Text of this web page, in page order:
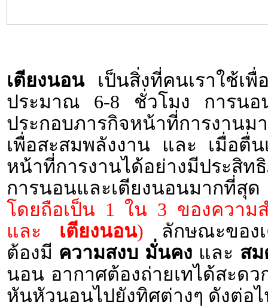
เตียงนอนเป็นสิ่งที่คนเราใช้เพื่
ประมาณ 6-8 ชั่วโมง การนอ
ประกอบภารกิจหน้าที่การงา
เพื่อสะสมพลังงาน และ เมื่อตื่
หน้าที่การงานได้อย่างมีประสิ
การนอนและเตียงนอนมาก
โดยถือเป็น 1 ใน 3 ของความ
และ เตียงนอน) ลักษณะของเ
ต้องมี ความสงบ มั่นคง และ ส
นอน อากาศต้องถ่ายเทได้สะด
หันหัวนอนไปยังทิศต่างๆ ดังต่อ